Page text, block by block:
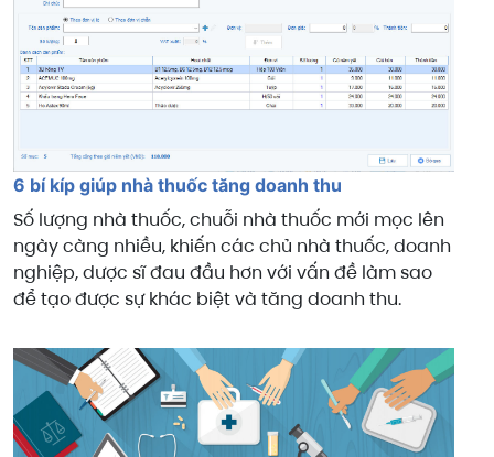
6 bí kíp giúp nhà thuốc tăng doanh thu
Số lượng nhà thuốc, chuỗi nhà thuốc mới mọc lên
ngày càng nhiều, khiến các chủ nhà thuốc, doanh
nghiệp, dược sĩ đau đầu hơn với vấn đề làm sao
để tạo được sự khác biệt và tăng doanh thu.